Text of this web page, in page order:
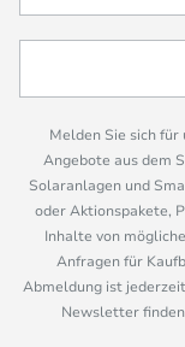
Melden Sie sich
Angebote aus dem
Solaranlagen und
oder Aktionspakete,
Inhalte von
Anfragen für
Abmeldung ist
Newsletter